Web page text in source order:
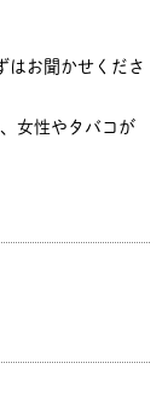
はお聞かせくださ
女性やタバコが